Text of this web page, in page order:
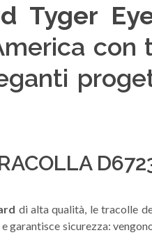
Tyger
con
di alta qualità, le tracolle
garantisce sicurezza: